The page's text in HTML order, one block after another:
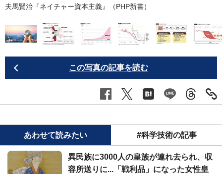
夫馬賢治『ネイチャー資本主義』（PHP新書）
この写真の記事を読む
あわせて読みたい #科学技術の記事
異民族に3000人の皇族が連れ去られ、収
容所送りに...「戦利品」になった女性皇